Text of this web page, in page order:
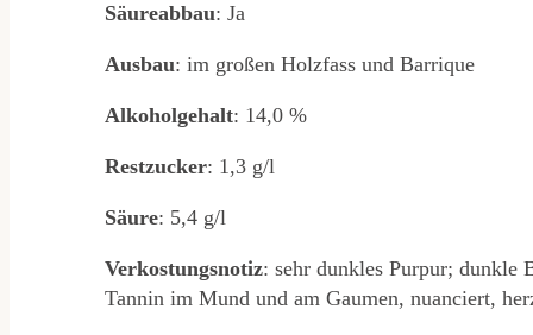
Säureabbau: Ja
Ausbau: im großen Holzfass und Barrique
Alkoholgehalt: 14,0 %
Restzucker: 1,3 g/l
Säure: 5,4 g/l
Verkostungsnotiz: sehr dunkles Purpur; dunkle
Tannin im Mund und am Gaumen, nuanciert,